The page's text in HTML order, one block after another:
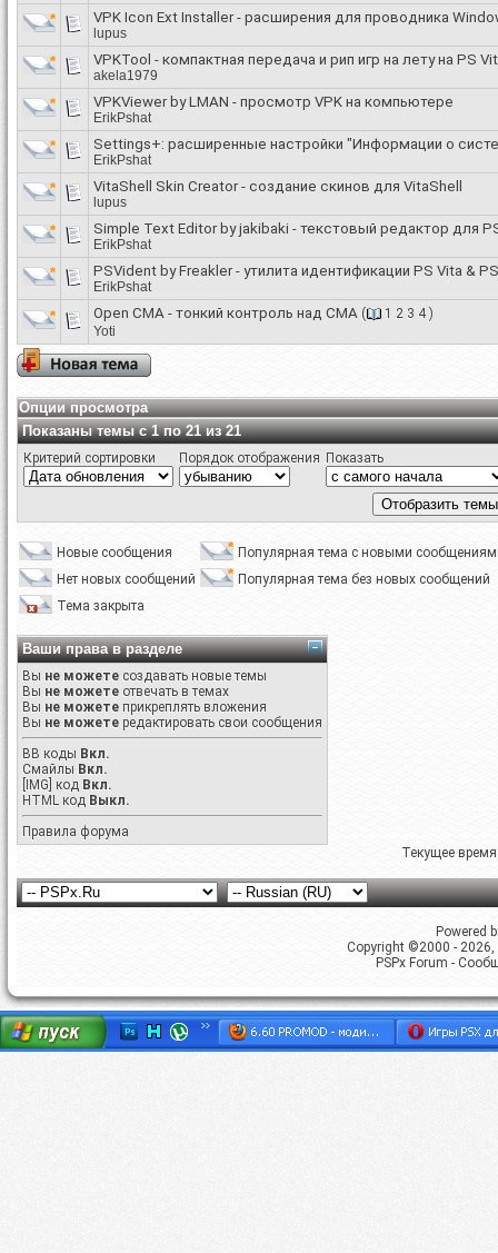
VPK Icon Ext Installer - расширения для проводника
lupus
VPKTool - компактная передача и рип игр на лету на PS
akela1979
VPKViewer by LMAN - просмотр VPK на компьютере
ErikPshat
Settings+: расширенные настройки "Информации о
ErikPshat
VitaShell Skin Creator - создание скинов для VitaShell
lupus
Simple Text Editor by jakibaki - текстовый редактор для
ErikPshat
PSVident by Freakler - утилита идентификации PS Vita &
ErikPshat
Open CMA - тонкий контроль над CMA ( 1 2 3 4 )
Yoti
Опции просмотра
Показаны темы с 1 по 21 из 21
Критерий сортировки Порядок отображения Показать
Новые сообщения
Популярная тема с новыми
Нет новых сообщений
Популярная тема без новых сообщений
Тема закрыта
Ваши права в разделе
Вы не можете создавать новые темы
Вы не можете отвечать в темах
Вы не можете прикреплять вложения
Вы не можете редактировать свои сообщения
BB коды Вкл.
Смайлы Вкл.
[IMG] код Вкл.
HTML код Выкл.
Правила форума
Текущее
Powered
Copyright ©2000 -
PSPx Forum -